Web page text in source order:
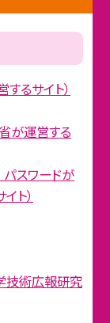
るサイト）
が運営する
スワードが
ト）
技術広報研究